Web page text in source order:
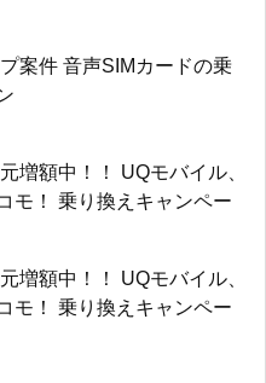
案件 音声SIMカードの乗
増額中！！ UQモバイル、
モ！ 乗り換えキャンペー
増額中！！ UQモバイル、
モ！ 乗り換えキャンペー